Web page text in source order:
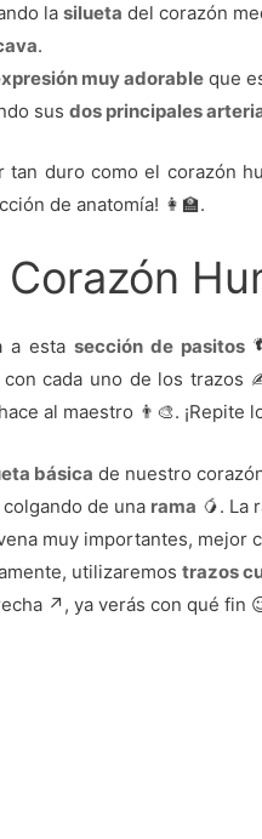
lasilueta del corazón
.
muy adorable que
susdos principales
tan duro como el corazón
de anatomía! 👩‍🏫.
a esta sección de pasitos
cada uno de los
al maestro 👨‍🎨.
básica de nuestro
de una rama 🥭️. La
muy importantes, mejor
utilizaremostrazos
↗️, ya verás con qué fin